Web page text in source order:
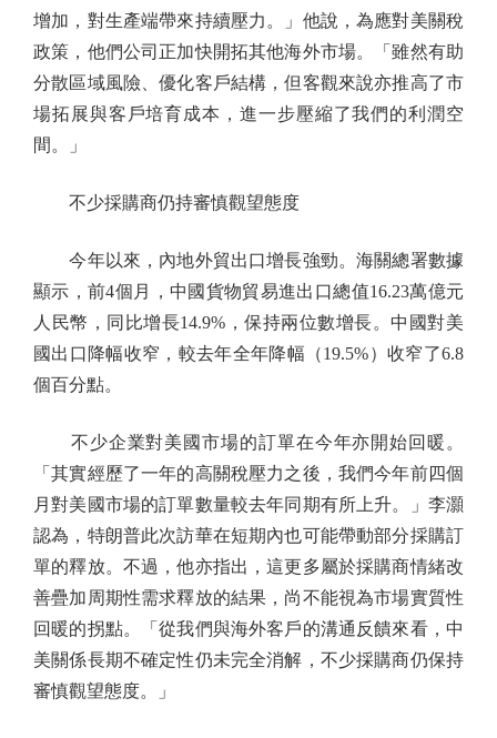
增加，對生產端帶來持續壓力。」他說，為應對美關稅
政策，他們公司正加快開拓其他海外市場。「雖然有助
分散區域風險、優化客戶結構，但客觀來說亦推高了市
場拓展與客戶培育成本，進一步壓縮了我們的利潤空
間。」
不少採購商仍持審慎觀望態度
今年以來，內地外貿出口增長強勁。海關總署數據
顯示，前4個月，中國貨物貿易進出口總值16.23萬億元
人民幣，同比增長14.9%，保持兩位數增長。中國對美
國出口降幅收窄，較去年全年降幅（19.5%）收窄了6.8
個百分點。
不少企業對美國市場的訂單在今年亦開始回暖。
「其實經歷了一年的高關稅壓力之後，我們今年前四個
月對美國市場的訂單數量較去年同期有所上升。」李灝
認為，特朗普此次訪華在短期內也可能帶動部分採購訂
單的釋放。不過，他亦指出，這更多屬於採購商情緒改
善疊加周期性需求釋放的結果，尚不能視為市場實質性
回暖的拐點。「從我們與海外客戶的溝通反饋來看，中
美關係長期不確定性仍未完全消解，不少採購商仍保持
審慎觀望態度。」